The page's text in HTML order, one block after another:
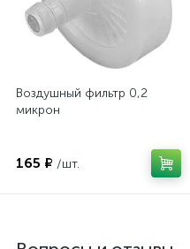
Воздушный фильтр 0,2
микрон
165 ₽ /шт.